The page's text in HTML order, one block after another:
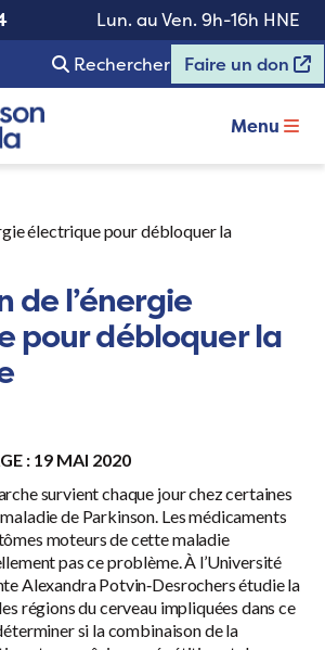
Lun. au Ven. 9h-16h HNE
Rechercher Faire un don
Menu
électrique pour débloquer la
de l’énergie
pour débloquer la
: 19 MAI 2020
survient chaque jour chez certaines
de Parkinson. Les médicaments
moteurs de cette maladie
pas ce problème. À l’Université
Alexandra Potvin‑Desrochers étudie la
régions du cerveau impliquées dans ce
si la combinaison de la